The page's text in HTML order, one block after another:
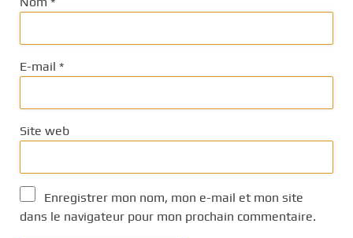
E-mail *
Site web
Enregistrer mon nom, mon e-mail et mon site
dans le navigateur pour mon prochain commentaire.